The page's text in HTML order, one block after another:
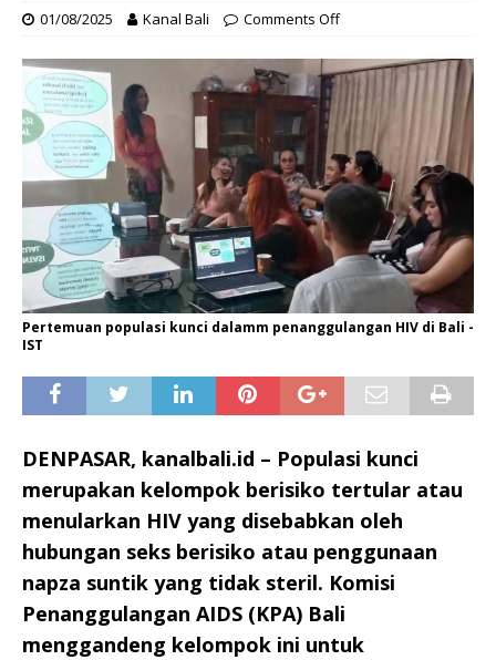
01/08/2025 Kanal Bali Comments Off
Pertemuan populasi kunci dalamm penanggulangan HIV di Bali -
IST
DENPASAR, kanalbali.id – Populasi kunci
merupakan kelompok berisiko tertular atau
menularkan HIV yang disebabkan oleh
hubungan seks berisiko atau penggunaan
napza suntik yang tidak steril. Komisi
Penanggulangan AIDS (KPA) Bali
menggandeng kelompok ini untuk